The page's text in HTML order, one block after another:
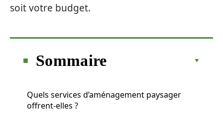
soit votre budget.
Sommaire
Quels services d’aménagement paysager
offrent-elles ?